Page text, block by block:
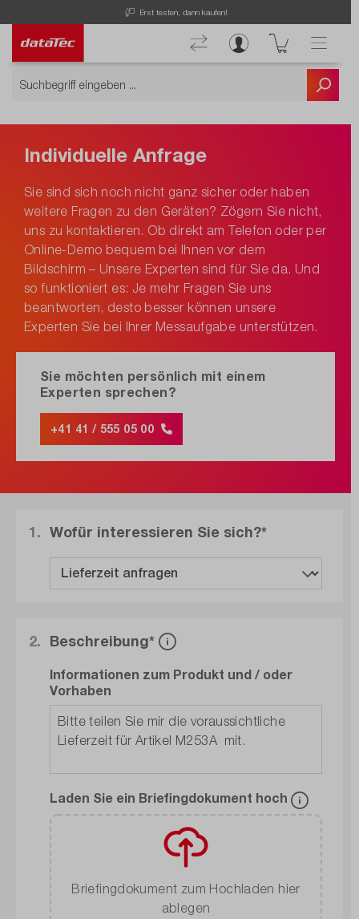
Erst testen, dann kaufen!
Individuelle Anfrage
Sie sind sich noch nicht ganz sicher oder haben
weitere Fragen zu den Geräten? Zögern Sie nicht,
uns zu kontaktieren. Ob direkt am Telefon oder per
Online-Demo bequem bei Ihnen vor dem
Bildschirm – Unsere Experten sind für Sie da. Und
so funktioniert es: Je mehr Fragen Sie uns
beantworten, desto besser können unsere
Experten Sie bei Ihrer Messaufgabe unterstützen.
Sie möchten persönlich mit einem
Experten sprechen?
+41 41 / 555 05 00
Wofür interessieren Sie sich?*
1.
Beschreibung*
2.
Informationen zum Produkt und / oder
Vorhaben
Laden Sie ein Briefingdokument hoch
Briefingdokument zum Hochladen hier
ablegen